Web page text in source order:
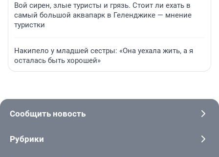
Вой сирен, злые туристы и грязь. Стоит ли ехать в
самый большой аквапарк в Геленджике — мнение
туристки
Накипело у младшей сестры: «Она уехала жить, а я
осталась быть хорошей»
Сообщить новость
Рубрики